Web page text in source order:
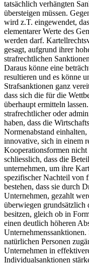
tatsächlich verhängten
übersteigen müssen.
wird z.T. eingewendet,
elementarer Werte des
werden darf.
gesagt, aufgrund ihrer
strafrechtlichen
Daraus könne eine
resultieren und es könne
Strafsanktionen ganz
dass sich die für die
überhaupt ermitteln
strafrechtlicher oder
haben, dass die
Normenabstand
innovative, sich in einem
Kooperationsformen
schliesslich, dass die
unternehmen, um ihre
spezifischer Nachteil von
bestehen, dass sie durch
Unternehmen, gezahlt
überwiegen
besitzen, gleich ob in
einen deutlich höheren
natürlichen Personen
Unternehmen in
Individualsanktionen